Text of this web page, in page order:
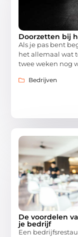
Doorzetten bij
Als je pas bent
het allemaal wat
twee weken nog
Bedrijven
De voordelen
je bedrijf
Een